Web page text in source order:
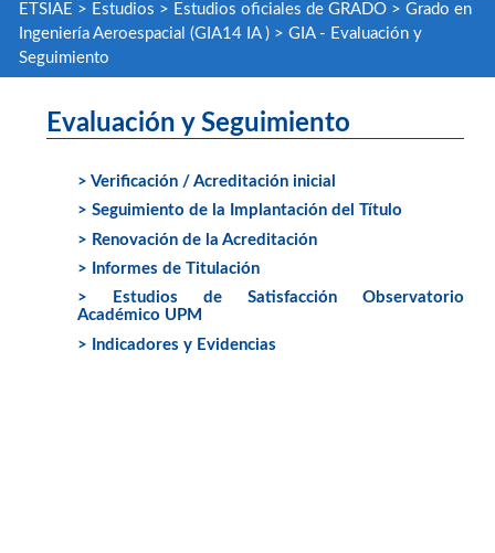
ETSIAE > Estudios > Estudios oficiales de GRADO> Grado en
Ingeniería Aeroespacial (GIA14 IA )> GIA - Evaluación y
Seguimiento
Evaluación y Seguimiento
> Verificación / Acreditación inicial
> Seguimiento de la Implantación del Título
> Renovación de la Acreditación
> Informes de Titulación
> Estudios de Satisfacción Observatorio
Académico UPM
> Indicadores y Evidencias